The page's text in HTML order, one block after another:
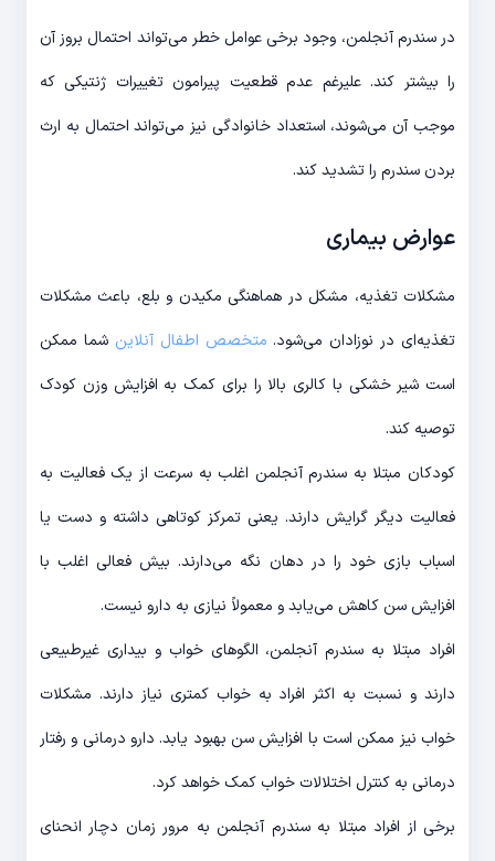
در سندرم آنجلمن، وجود برخی عوامل خطر می‌تواند احتمال بروز آن
را بیشتر کند. علیرغم عدم قطعیت پیرامون تغییرات ژنتیکی که
موجب آن می‌شوند، استعداد خانوادگی نیز می‌تواند احتمال به ارث
بردن سندرم را تشدید کند.
عوارض بیماری
مشکلات تغذیه، مشکل در هماهنگی مکیدن و بلع، باعث مشکلات
تغذیه‌ای در نوزادان می‌شود. متخصص اطفال آنلاین شما ممکن
است شیر خشکی با کالری بالا را برای کمک به افزایش وزن کودک
توصیه کند.
کودکان مبتلا به سندرم آنجلمن اغلب به سرعت از یک فعالیت به
فعالیت دیگر گرایش دارند. یعنی تمرکز کوتاهی داشته و دست یا
اسباب بازی خود را در دهان نگه می‌دارند. بیش فعالی اغلب با
افزایش سن کاهش می‌یابد و معمولاً نیازی به دارو نیست.
افراد مبتلا به سندرم آنجلمن، الگوهای خواب و بیداری غیرطبیعی
دارند و نسبت به اکثر افراد به خواب کمتری نیاز دارند. مشکلات
خواب نیز ممکن است با افزایش سن بهبود یابد. دارو درمانی و رفتار
درمانی به کنترل اختلالات خواب کمک خواهد کرد.
برخی از افراد مبتلا به سندرم آنجلمن به مرور زمان دچار انحنای